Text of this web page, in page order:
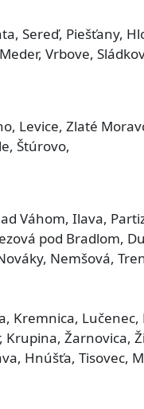
Sereď, Piešťany,
Vrbove,
Levice, Zlaté
Štúrovo,
Váhom, Ilava,
pod Bradlom,
Nemšová,
Kremnica, Lučenec,
Krupina, Žarnovica,
Hnúšťa, Tisovec,